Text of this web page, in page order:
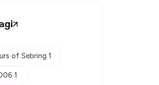
of Sebring 1
1